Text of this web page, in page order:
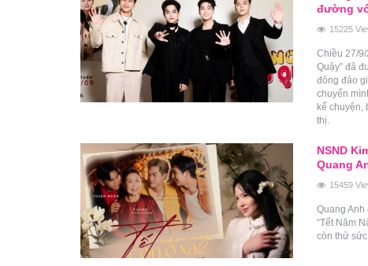
đường
15225
Chiều 27/
Quậy” đã
đông đảo
chuyển
kể chuyện,
thị.
NSND
Quang
15459
Quang
“Tết Năm
còn thử